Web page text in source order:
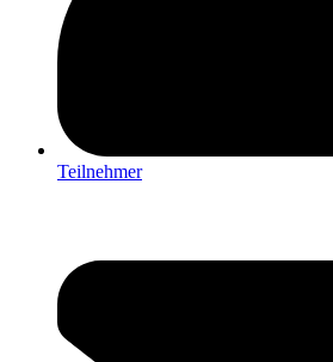
Teilnehmer